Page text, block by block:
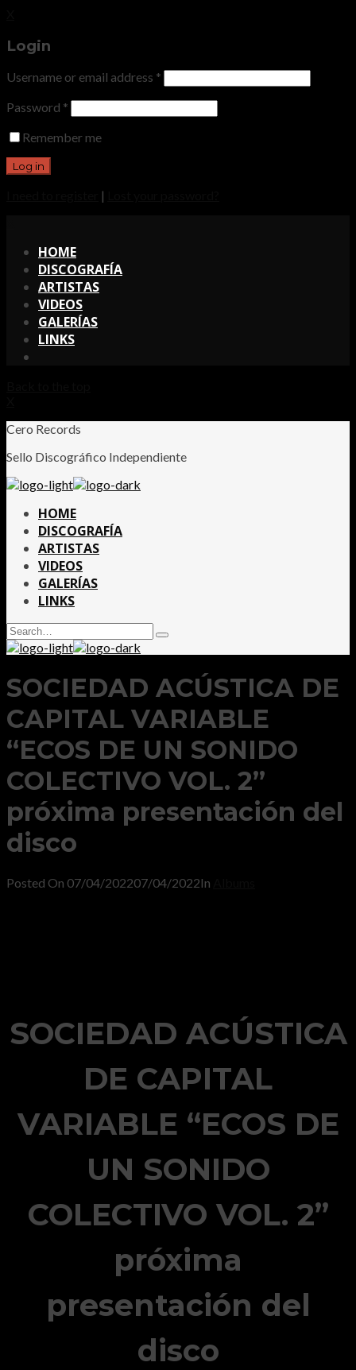
Login
Username or email address *
Password *
Remember me
|
HOME
DISCOGRAFÍA
ARTISTAS
VIDEOS
GALERÍAS
LINKS
Cero Records
Sello Discográfico Independiente
HOME
DISCOGRAFÍA
ARTISTAS
VIDEOS
GALERÍAS
LINKS
Search
for:
Type
and
enter
SOCIEDAD ACÚSTICA DE
CAPITAL VARIABLE
“ECOS DE UN SONIDO
COLECTIVO VOL. 2”
próxima presentación del
disco
Posted On 07/04/202207/04/2022In
SOCIEDAD ACÚSTICA
DE CAPITAL
VARIABLE “ECOS DE
UN SONIDO
COLECTIVO VOL. 2”
próxima
presentación del
disco